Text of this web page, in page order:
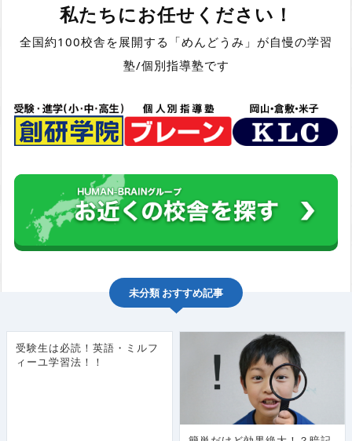
私たちにお任せください！
全国約100校舎を展開する「めんどうみ」が自慢の学習
塾/個別指導塾です
未分類おすすめ記事
受験生は必読！英語・ミルフ
ィーユ学習法！！